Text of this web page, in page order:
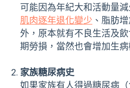
可能因為年紀大和活動量減
肌肉逐年退化變少 、脂肪
外，原本就有不良生活及
期勞損，當然也會增加生病
家族糖尿病史
如果家族有人得過糖尿病